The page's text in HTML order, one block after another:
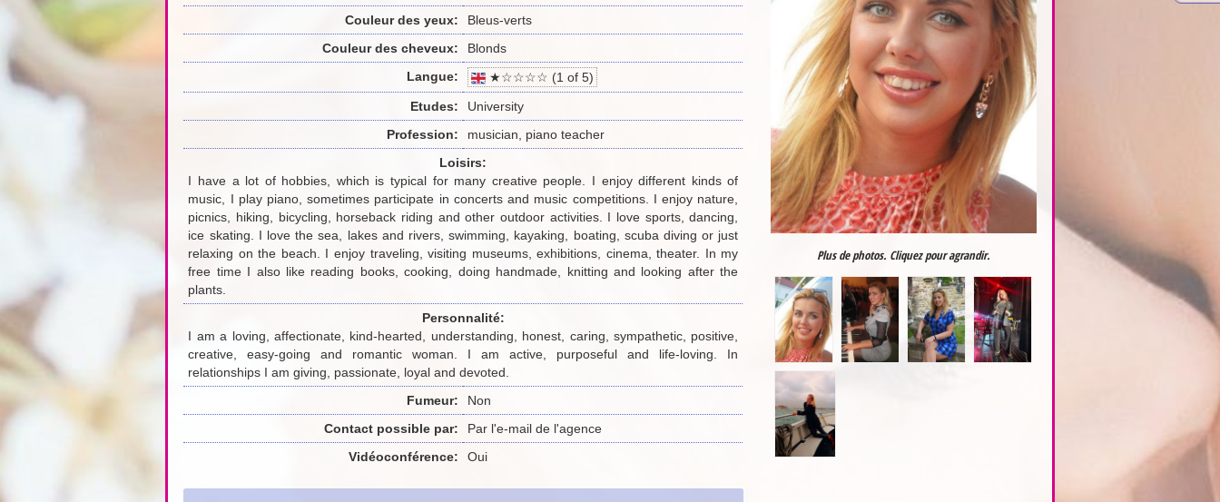
Couleur des yeux:
Bleus-verts
Couleur des cheveux:
Blonds
Langue:
★☆☆☆☆ (1 of 5)
Etudes:
University
Profession:
musician, piano teacher
Loisirs:
I have a lot of hobbies, which is typical for many creative people. I enjoy different kinds of
music, I play piano, sometimes participate in concerts and music competitions. I enjoy nature,
picnics, hiking, bicycling, horseback riding and other outdoor activities. I love sports, dancing,
ice skating. I love the sea, lakes and rivers, swimming, kayaking, boating, scuba diving or just
relaxing on the beach. I enjoy traveling, visiting museums, exhibitions, cinema, theater. In my
free time I also like reading books, cooking, doing handmade, knitting and looking after the
plants.
Personnalité:
I am a loving, affectionate, kind-hearted, understanding, honest, caring, sympathetic, positive,
creative, easy-going and romantic woman. I am active, purposeful and life-loving. In
relationships I am giving, passionate, loyal and devoted.
Fumeur:
Non
Contact possible par:
Par l'e-mail de l'agence
Vidéoconférence:
Oui
Plus de photos. Cliquez pour agrandir.